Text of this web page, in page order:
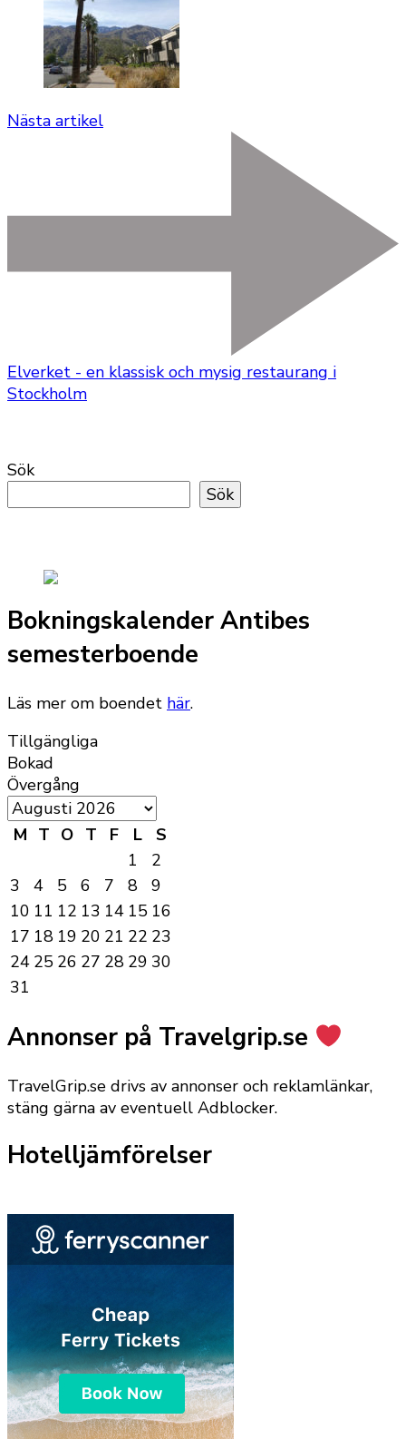
Nästa artikel
Elverket - en klassisk och mysig restaurang i
Stockholm
Sök
Sök
Bokningskalender Antibes
semesterboende
Läs mer om boendet här.
Tillgängliga
Bokad
Övergång
M T O T F L
S
1
2
3
4 5 6 7 8
9
10 11 12 13 14 15 16
17 18 19 20 21 22 23
24 25 26 27 28 29 30
31
Annonser på Travelgrip.se
TravelGrip.se drivs av annonser och reklamlänkar,
stäng gärna av eventuell Adblocker.
Hotelljämförelser